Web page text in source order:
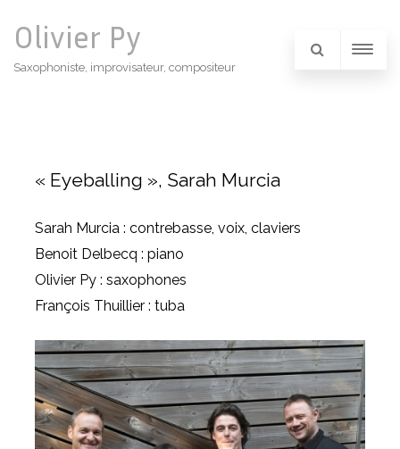
Olivier Py
Saxophoniste, improvisateur, compositeur
« Eyeballing », Sarah Murcia
Sarah Murcia : contrebasse, voix, claviers
Benoit Delbecq : piano
Olivier Py : saxophones
François Thuillier : tuba